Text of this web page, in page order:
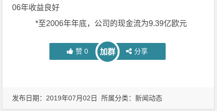
06年收益良好
*至2006年年底，公司的现金流为9.39亿欧元
赞 0 加群 分享
发布日期：2019年07月02日 所属分类：新闻动态